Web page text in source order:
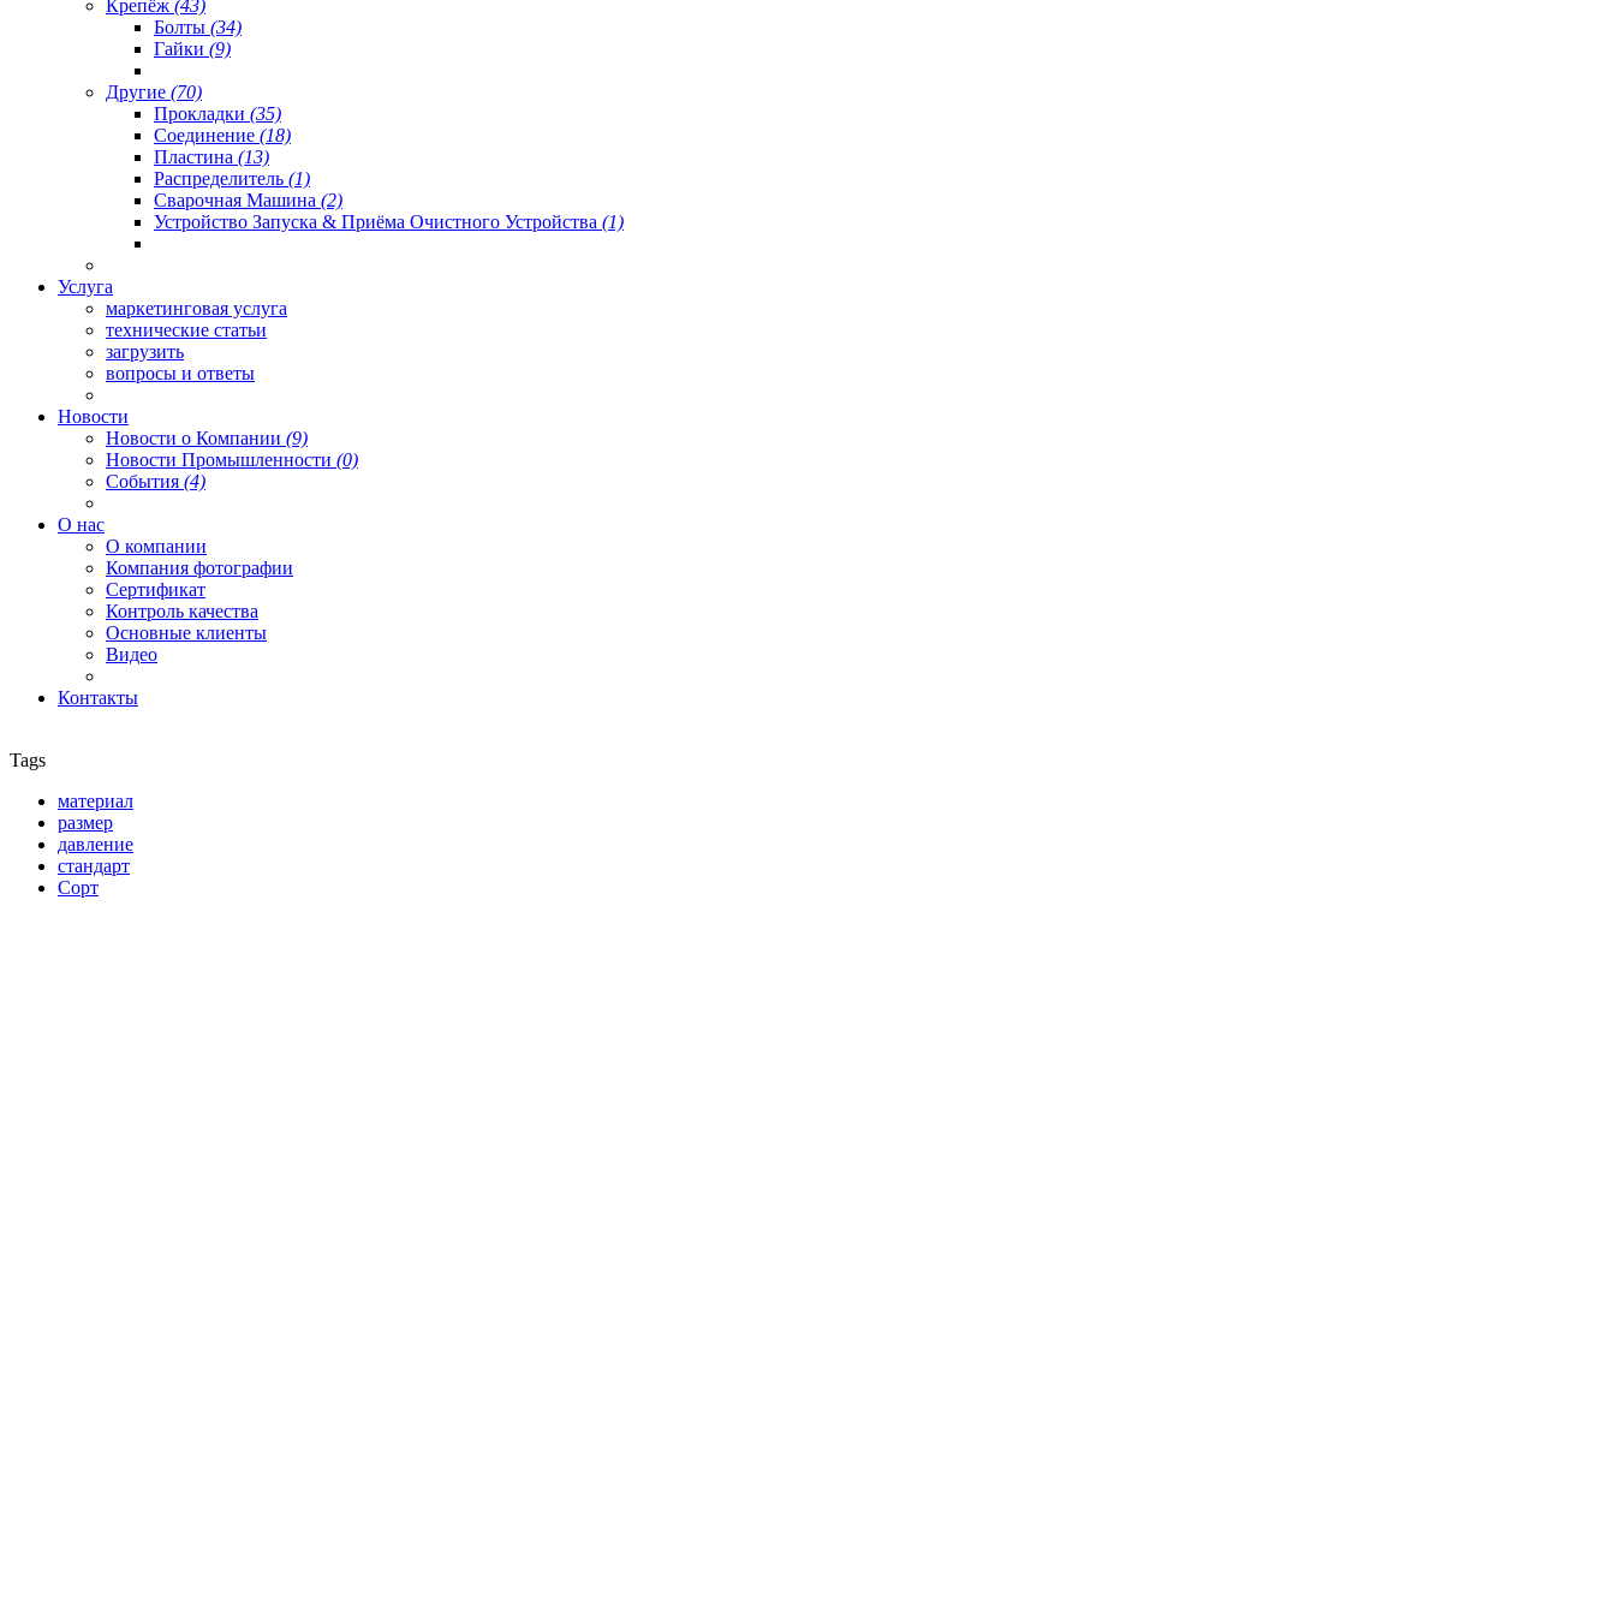
Крепёж (43)
Болты (34)
Гайки (9)
Другие (70)
Прокладки (35)
Соединение (18)
Пластина (13)
Распределитель (1)
Сварочная Машина (2)
Устройство Запуска & Приёма Очистного Устройства (1)
Услуга
маркетинговая услуга
технические статьи
загрузить
вопросы и ответы
Новости
Новости о Компании (9)
Новости Промышленности (0)
События (4)
О нас
О компании
Компания фотографии
Сертификат
Контроль качества
Основные клиенты
Видео
Контакты
Tags
материал
размер
давление
стандарт
Сорт